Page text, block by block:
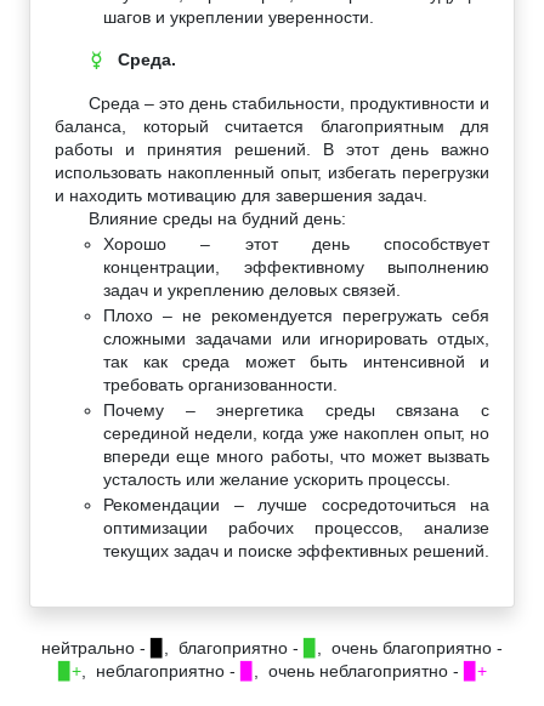
шагов и укреплении уверенности.
☿ Среда.
Среда – это день стабильности, продуктивности и
баланса, который считается благоприятным для
работы и принятия решений. В этот день важно
использовать накопленный опыт, избегать перегрузки
и находить мотивацию для завершения задач.
Влияние среды на будний день:
Хорошо – этот день способствует
концентрации, эффективному выполнению
задач и укреплению деловых связей.
Плохо – не рекомендуется перегружать себя
сложными задачами или игнорировать отдых,
так как среда может быть интенсивной и
требовать организованности.
Почему – энергетика среды связана с
серединой недели, когда уже накоплен опыт, но
впереди еще много работы, что может вызвать
усталость или желание ускорить процессы.
Рекомендации – лучше сосредоточиться на
оптимизации рабочих процессов, анализе
текущих задач и поиске эффективных решений.
нейтрально - , благоприятно -
, очень благоприятно -
▉+, неблагоприятно - , очень неблагоприятно - ▉+